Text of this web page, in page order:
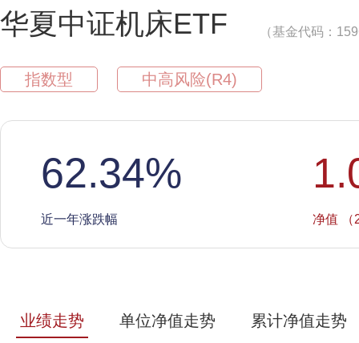
华夏中证机床ETF （基金代码：
指数型 中高风险(R4)
62.34%
近一年涨跌幅 净值 （
业绩走势 单位净值走势 累计净值走势